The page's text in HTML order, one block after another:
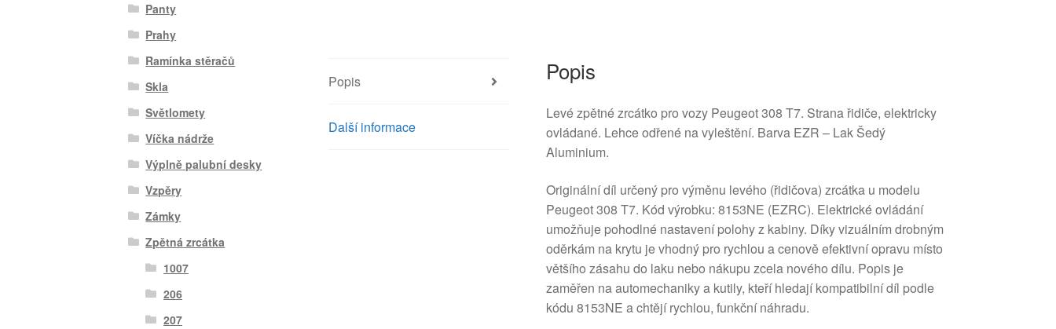
Popis
Další informace
Popis
Levé zpětné zrcátko pro vozy Peugeot 308 T7. Strana řidiče, elektricky
ovládané. Lehce odřené na vyleštění. Barva EZR – Lak Šedý
Aluminium.
Originální díl určený pro výměnu levého (řidičova) zrcátka u modelu
Peugeot 308 T7. Kód výrobku: 8153NE (EZRC). Elektrické ovládání
umožňuje pohodlné nastavení polohy z kabiny. Díky vizuálním drobným
oděrkám na krytu je vhodný pro rychlou a cenově efektivní opravu místo
většího zásahu do laku nebo nákupu zcela nového dílu. Popis je
zaměřen na automechaniky a kutily, kteří hledají kompatibilní díl podle
kódu 8153NE a chtějí rychlou, funkční náhradu.
Panty
Prahy
Ramínka stěračů
Skla
Světlomety
Víčka nádrže
Výplně palubní desky
Vzpěry
Zámky
Zpětná zrcátka
1007
206
207